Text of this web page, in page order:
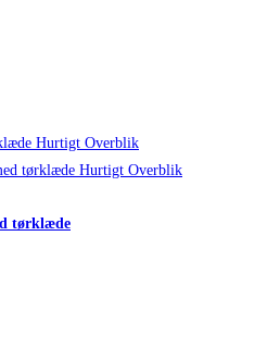
Hurtigt Overblik
Hurtigt Overblik
tørklæde